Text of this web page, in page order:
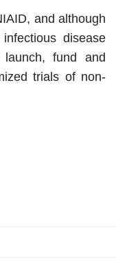
and although
disease
fund and
trials of non-